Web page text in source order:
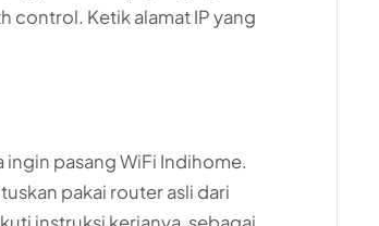
control. Ketik alamat IP yang
pasang WiFi Indihome.
pakai router asli dari